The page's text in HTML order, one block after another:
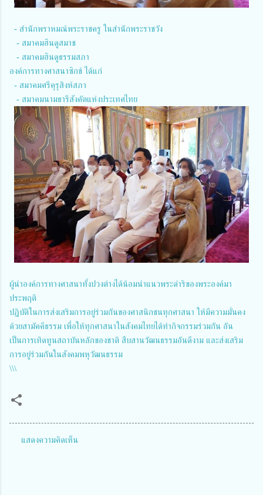
- สำนักพราหมณ์พระราชครู ในสำนักพระราชวัง
- สมาคมฮินดูสมาช
- สมาคมฮินดูธรรมสภา
องค์การทางศาสนาซิกข์ ได้แก่
- สมาคมศรีคุรุสิงห์สภา
- สมาคมนามธารีสังคัตแห่งประเทศไทย
ผู้นำองค์การทางศาสนาทั้งปวงต่างได้น้อมนำแนวพระดำริของพระองค์มา
ประพฤติ
ปฏิบัติในการส่งเสริมการอยู่ร่วมกันของศาสนิกชนทุกศาสนา ให้มีความมั่นคง
ด้วยสามัคคีธรรม เพื่อให้ทุกศาสนาในสังคมไทยได้ทำกิจกรรมร่วมกัน อัน
เป็นการเทิดทูนสถาบันหลักของชาติ สืบสานวัฒนธรรมอันดีงาม และส่งเสริม
การอยู่ร่วมกันในสังคมพหุวัฒนธรรม
\\\
แสดงความคิดเห็น